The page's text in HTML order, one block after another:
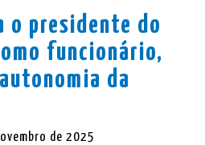
o presidente do
funcionário,
da
de 2025